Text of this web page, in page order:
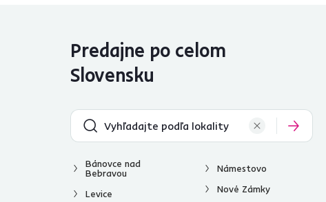
Predajne po celom
Slovensku
Bánovce nad
Bebravou
Levice
Námestovo
Nové Zámky